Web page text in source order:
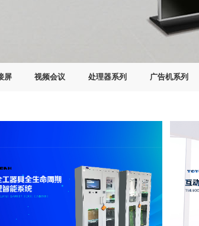
屏 视频会议 处理器系列 广告机系列